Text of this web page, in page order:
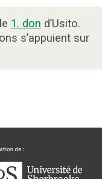
1. don d’Usito.
s’appuient sur